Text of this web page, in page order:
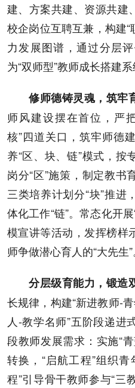
建、方案共建、资源共建
校企岗位互聘互兼，构建
力发展图谱，通过分层
为“双师型”教师成长搭建
修师德铸灵魂，筑牢
师风建设摆在首位，严
核”四道关口，筑牢师德
养“区、块、链”模式，按
岗分“区”施策，制定教书
三类培养计划分“块”推进
体化工作“链”。常态化开
模宣讲等活动，发挥榜样
师争做潜心育人的“大先生”
分层级育能力，锻造
长规律，构建“新进教师-
人-教学名师”五阶段递进
段教师发展需求：实施“
转换，“启航工程”组织
程”引导骨干教师参与“三